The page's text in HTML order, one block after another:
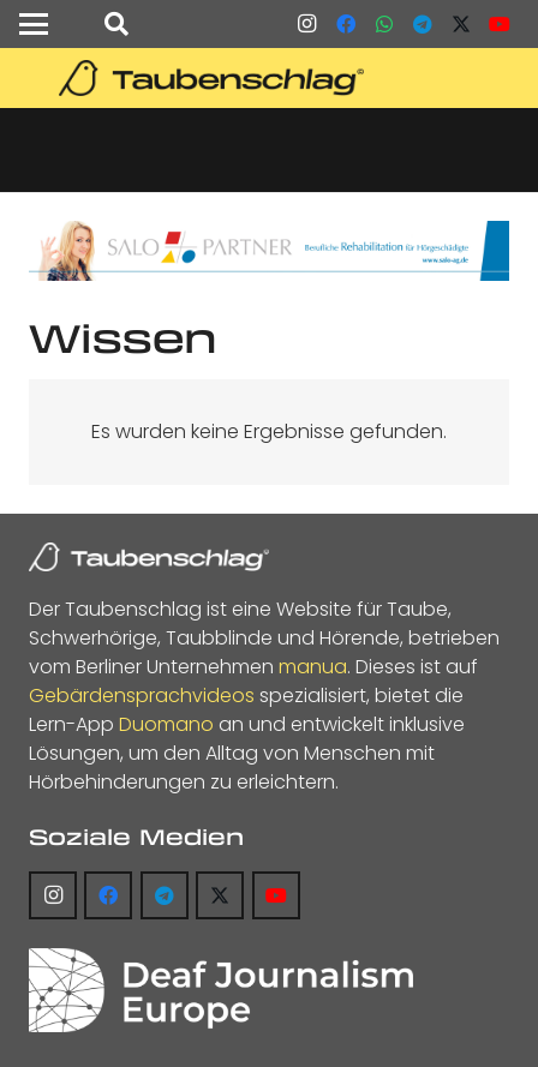
Wissen
Es wurden keine Ergebnisse gefunden.
Der Taubenschlag ist eine Website für Taube,
Schwerhörige, Taubblinde und Hörende, betrieben
vom Berliner Unternehmen manua. Dieses ist auf
Gebärdensprachvideos spezialisiert, bietet die
Lern-App Duomano an und entwickelt inklusive
Lösungen, um den Alltag von Menschen mit
Hörbehinderungen zu erleichtern.
Soziale Medien